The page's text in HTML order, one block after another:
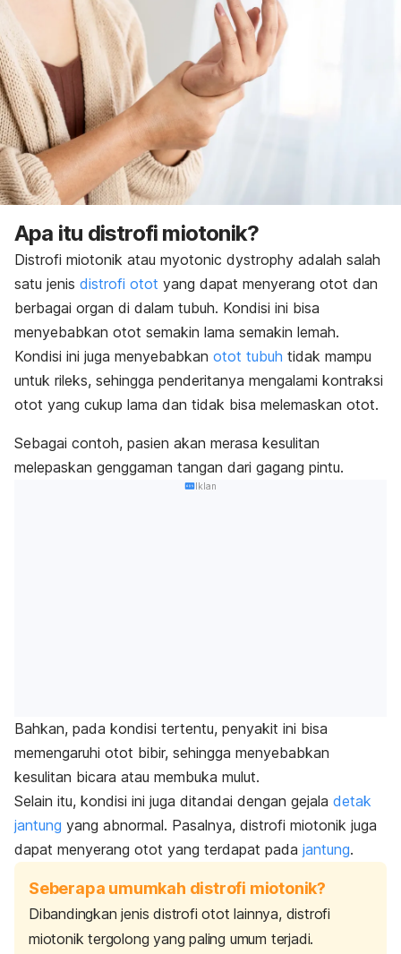
Apa itu distrofi miotonik?
Distrofi miotonik atau myotonic dystrophy adalah salah
satu jenis distrofi otot yang dapat menyerang otot dan
berbagai organ di dalam tubuh. Kondisi ini bisa
menyebabkan otot semakin lama semakin lemah.
Kondisi ini juga menyebabkan otot tubuh tidak mampu
untuk rileks, sehingga penderitanya mengalami kontraksi
otot yang cukup lama dan tidak bisa melemaskan otot.
Sebagai contoh, pasien akan merasa kesulitan
melepaskan genggaman tangan dari gagang pintu.
Iklan
Bahkan, pada kondisi tertentu, penyakit ini bisa
memengaruhi otot bibir, sehingga menyebabkan
kesulitan bicara atau membuka mulut.
Selain itu, kondisi ini juga ditandai dengan gejala detak
jantung yang abnormal. Pasalnya, distrofi miotonik juga
dapat menyerang otot yang terdapat pada jantung.
Seberapa umumkah distrofi miotonik?
Dibandingkan jenis distrofi otot lainnya, distrofi
miotonik tergolong yang paling umum terjadi.